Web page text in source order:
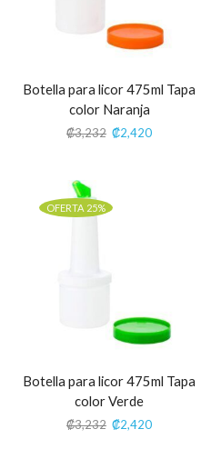
Botella para licor 475ml Tapa
color Naranja
₡3,232 ₡2,420
OFERTA 25%
Botella para licor 475ml Tapa
color Verde
₡3,232 ₡2,420